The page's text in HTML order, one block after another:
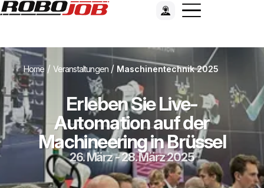
Home / Veranstaltungen / Maschinentechnik 2025
Erleben Sie Live-
Automation auf der
Machineering in Brüssel
26. März - 28. März 2025